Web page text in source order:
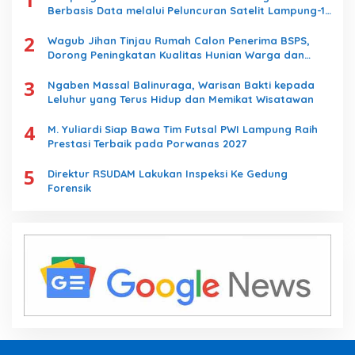
Berbasis Data melalui Peluncuran Satelit Lampung-1
2
Wagub Jihan Tinjau Rumah Calon Penerima BSPS,
Dorong Peningkatan Kualitas Hunian Warga dan
3
Ngaben Massal Balinuraga, Warisan Bakti kepada
Leluhur yang Terus Hidup dan Memikat Wisatawan
4
M. Yuliardi Siap Bawa Tim Futsal PWI Lampung Raih
Prestasi Terbaik pada Porwanas 2027
5
Direktur RSUDAM Lakukan Inspeksi Ke Gedung
Forensik